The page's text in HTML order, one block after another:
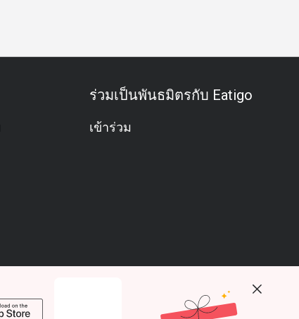
ร่วมเป็นพันธมิตรกับ Eatigo
เข้าร่วม